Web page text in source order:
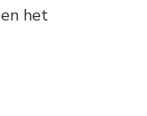
het